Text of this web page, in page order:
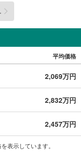
平均価格
2,069万円
2,832万円
2,457万円
表示しています。